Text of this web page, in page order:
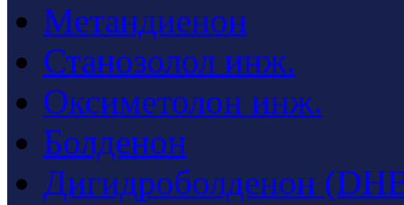
Метандиенон
Станозолол инж.
Оксиметолон инж.
Болденон
Дигидроболденон